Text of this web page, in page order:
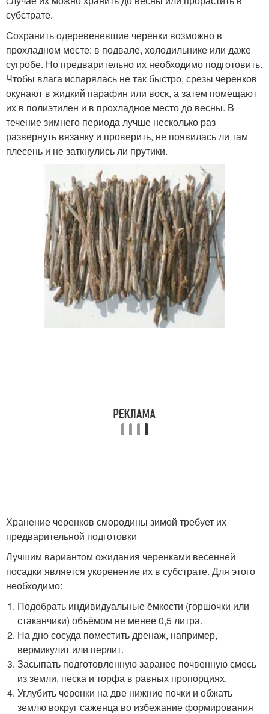
субстрате.
Сохранить одеревеневшие черенки возможно в
прохладном месте: в подвале, холодильнике или даже
сугробе. Но предварительно их необходимо подготовить.
Чтобы влага испарялась не так быстро, срезы черенков
окунают в жидкий парафин или воск, а затем помещают
их в полиэтилен и в прохладное место до весны. В
течение зимнего периода лучше несколько раз
развернуть вязанку и проверить, не появилась ли там
плесень и не заткнулись ли прутики.
Хранение черенков смородины зимой требует их
предварительной подготовки
Лучшим вариантом ожидания черенками весенней
посадки является укоренение их в субстрате. Для этого
необходимо:
Подобрать индивидуальные ёмкости (горшочки или
стаканчики) объёмом не менее 0,5 литра.
На дно сосуда поместить дренаж, например,
вермикулит или перлит.
Засыпать подготовленную заранее почвенную смесь
из земли, песка и торфа в равных пропорциях.
Углубить черенки на две нижние почки и обжать
землю вокруг саженца во избежание формирования